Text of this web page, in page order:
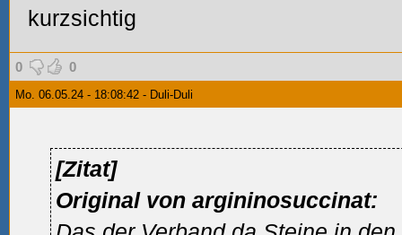
kurzsichtig
0 0
Mo. 06.05.24 - 18:08:42 - Duli-Duli
[Zitat]
Original von argininosuccinat: